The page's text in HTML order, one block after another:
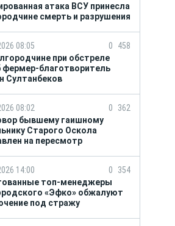
продукта: что купить?
атака ВСУ принесла
смерть и разрушения
08:05 0
458
при обстреле
фермер-благотворитель
Султанбеков
08:02 0
362
бывшему гаишному
Старого Оскола
на пересмотр
14:00 0
354
топ-менеджеры
«Эфко» обжалуют
под стражу